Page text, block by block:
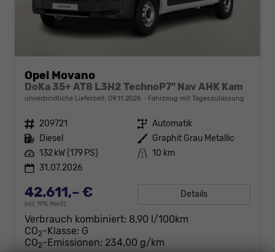
Opel Movano
DoKa 35+ AT8 L3H2 TechnoP7" Nav AHK Kam
unverbindliche Lieferzeit: 09.11.2026 Fahrzeug mit Tageszulassung
Fahrzeugnr. 209721 Getriebe Automatik
Kraftstoff Diesel Außenfarbe Graphit Grau Metallic
Leistung 132 kW (179 PS) Kilometerstand 10 km
31.07.2026
42.611,– €
incl. 19% MwSt.
Details
Verbrauch kombiniert: 8,90 l/100km
CO2-Klasse: G
CO2-Emissionen: 234,00 g/km